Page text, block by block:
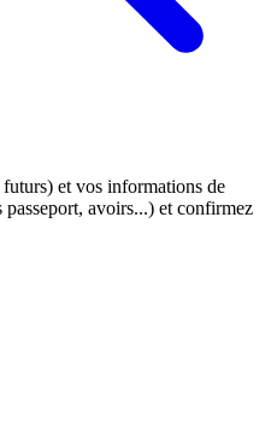
et vos informations de
avoirs...) et confirmez